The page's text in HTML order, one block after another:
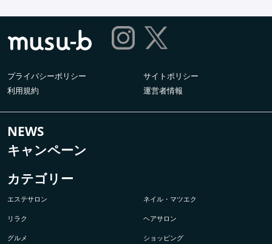
プライバシーポリシー
サイトポリシー
利用規約
運営者情報
NEWS
キャンペーン
カテゴリー
エステサロン ネイル・マツエク
リラク ヘアサロン
グルメ ショッピング